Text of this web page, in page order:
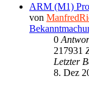
ARM (M1)
von
0
217931
Letzter
8. Dez